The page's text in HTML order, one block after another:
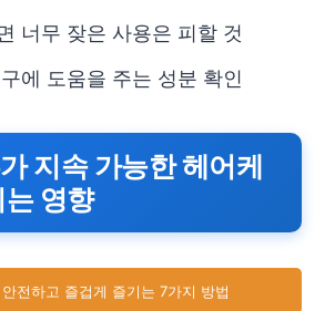
너무 잦은 사용은 피할 것
에 도움을 주는 성분 확인
지속 가능한 헤어케
영향
전하고 즐겁게 즐기는 7가지 방법